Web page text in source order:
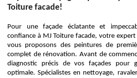
Toiture facade!
Pour une façade éclatante et
confiance à MJ Toiture facade, votre
vous proposons des peintures de
complet de rénovation. Avant de
diagnostic précis de vos façades pour
optimale. Spécialistes en nettoyage,